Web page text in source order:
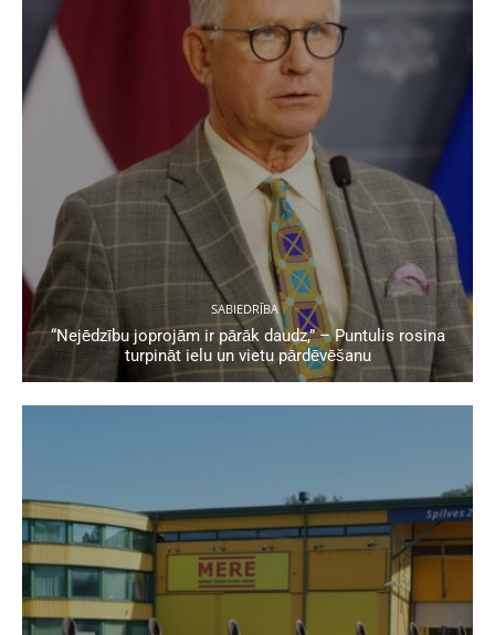
SABIEDRĪBA
“Nejēdzību joprojām ir pārāk daudz,” – Puntulis rosina
turpināt ielu un vietu pārdēvēšanu